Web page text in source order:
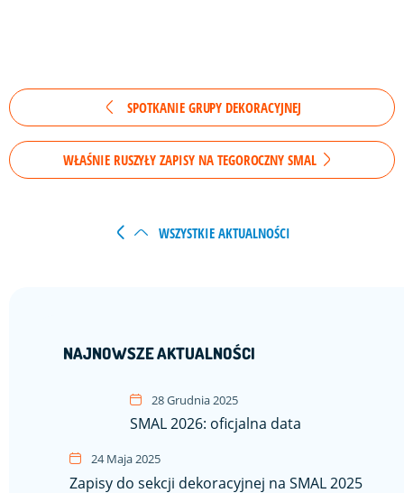
SPOTKANIE GRUPY DEKORACYJNEJ
WŁAŚNIE RUSZYŁY ZAPISY NA TEGOROCZNY SMAL
WSZYSTKIE AKTUALNOŚCI
NAJNOWSZE AKTUALNOŚCI
28 Grudnia 2025
SMAL 2026: oficjalna data
24 Maja 2025
Zapisy do sekcji dekoracyjnej na SMAL 2025